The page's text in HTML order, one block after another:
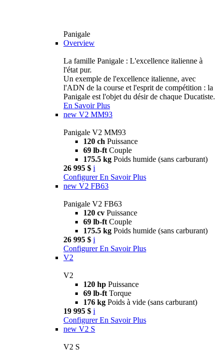
Panigale
Overview
La famille Panigale : L'excellence italienne à
l'état pur.
Un exemple de l'excellence italienne, avec
l'ADN de la course et l'esprit de compétition : la
Panigale est l'objet du désir de chaque Ducatiste.
En Savoir Plus
new V2 MM93
Panigale V2 MM93
120 ch Puissance
69 lb-ft Couple
175.5 kg Poids humide (sans carburant)
26 995 $ i
Configurer En Savoir Plus
new V2 FB63
Panigale V2 FB63
120 cv Puissance
69 lb-ft Couple
175.5 kg Poids humide (sans carburant)
26 995 $ i
Configurer En Savoir Plus
V2
V2
120 hp Puissance
69 lb-ft Torque
176 kg Poids à vide (sans carburant)
19 995 $ i
Configurer En Savoir Plus
new V2 S
V2 S